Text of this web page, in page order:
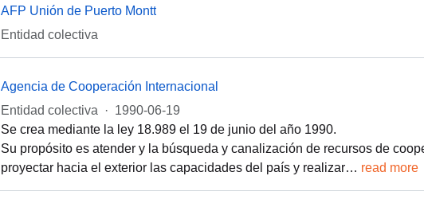
AFP Unión de Puerto Montt
Entidad colectiva
Agencia de Cooperación Internacional
Entidad colectiva
· 1990-06-19
Se crea mediante la ley 18.989 el 19 de junio del año 1990.
Su propósito es atender y la búsqueda y canalización de recursos de
proyectar hacia el exterior las capacidades del país y realizar… read more